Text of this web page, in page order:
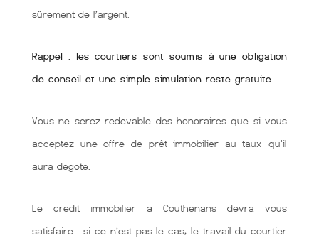
sûrement de l’argent.
Rappel : les courtiers sont soumis à une obligation
de conseil et une simple simulation reste gratuite.
Vous ne serez redevable des honoraires que si vous
acceptez une offre de prêt immobilier au taux qu'il
aura dégoté.
Le crédit immobilier à Couthenans devra vous
satisfaire : si ce n’est pas le cas, le travail du courtier